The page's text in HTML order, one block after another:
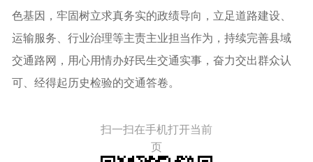
色基因，牢固树立求真务实的政绩导向，立足道路建设、
运输服务、行业治理等主责主业担当作为，持续完善县域
交通路网，用心用情办好民生交通实事，奋力交出群众认
可、经得起历史检验的交通答卷。
扫一扫在手机打开当前
页